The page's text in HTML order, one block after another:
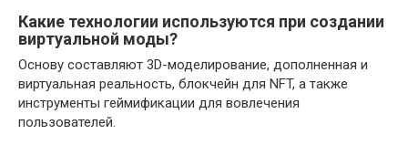
Какие технологии используются при создании
виртуальной моды?
Основу составляют 3D-моделирование, дополненная и
виртуальная реальность, блокчейн для NFT, а также
инструменты геймификации для вовлечения
пользователей.